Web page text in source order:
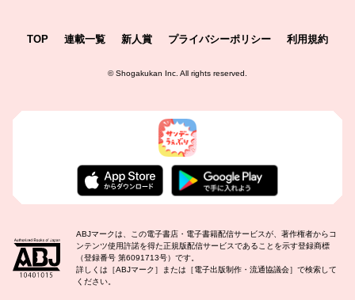
TOP 連載一覧 新人賞 プライバシーポリシー 利用規約
©Shogakukan Inc. All rights reserved.
ABJマークは、この電子書店・電子書籍配信サービスが、著作権者からコ
ンテンツ使用許諾を得た正規版配信サービスであることを示す登録商標
（登録番号 第6091713号）です。
詳しくは［ABJマーク］または［電子出版制作・流通協議会］で検索して
ください。